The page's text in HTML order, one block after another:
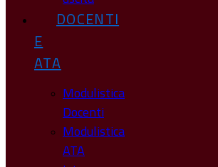
DOCENTI
E
ATA
Modulistica
Docenti
Modulistica
ATA